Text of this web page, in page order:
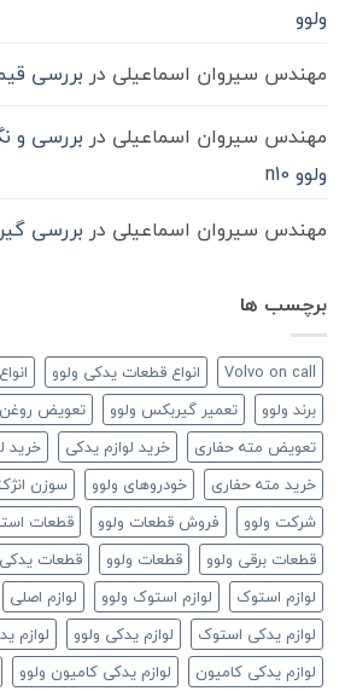
ولوو
مهندس سیروان اسماعیلی در بررسی
مهندس سیروان اسماعیلی در بررسی و
ولوو n10
مهندس سیروان اسماعیلی در بررسی
برچسب ها
Volvo on call انواع قطعات یدکی ولوو
برند ولوو
تعمیر گیربکس ولوو
تعویض
تعویض مته حفاری
خرید لوازم یدکی
خرید
خرید مته حفاری
خودروهای ولوو سوزن
شرکت ولوو
فروش قطعات ولوو قطعات
قطعات برقی ولوو
قطعات ولوو قطعات یدکی
لوازم استوک
لوازم استوک ولوو لوازم اصلی
لوازم یدکی استوک
لوازم یدکی ولوو
لوازم
لوازم یدکی کامیون
لوازم یدکی کامیون ولوو